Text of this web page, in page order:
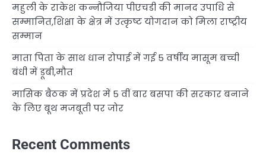
महुली के राकेश कन्नौजिया पीएचडी की मानद उपाधि से
सम्मानित,शिक्षा के क्षेत्र में उत्कृष्ट योगदान को मिला राष्ट्रीय
सम्मान
माता पिता के साथ धान रोपाई में गई 5 वर्षीय मासूम बच्ची
बंधी में डूबी,मौत
मासिक बैठक में प्रदेश में 5 वीं बार बसपा की सरकार बनाने
के लिए बूथ मजबूती पर जोर
Recent Comments